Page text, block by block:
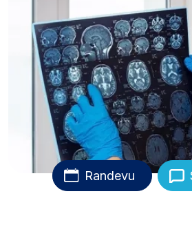
Randevu